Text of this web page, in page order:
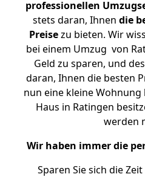
professionellen
stets daran, Ihnen die
Preisezu bieten. Wir
bei einem Umzug von
Geld zu sparen, und
daran, Ihnen die besten
nun eine kleine
Haus in Ratingen
werden
Wir haben immer die
Sparen Sie sich die